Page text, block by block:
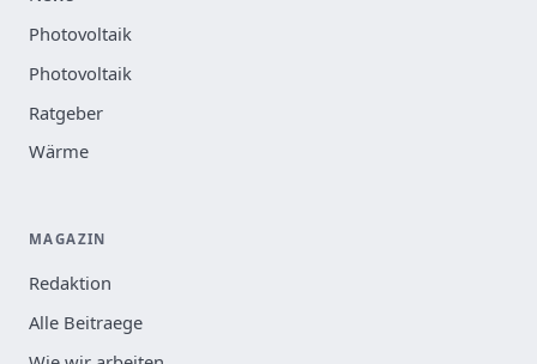
Photovoltaik
Photovoltaik
Ratgeber
Wärme
MAGAZIN
Redaktion
Alle Beitraege